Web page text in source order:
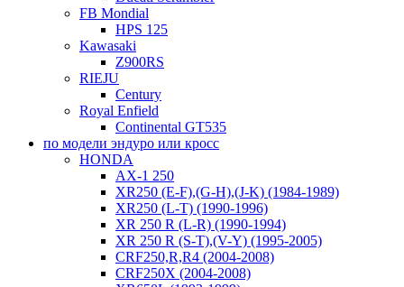
FB Mondial
HPS 125
Kawasaki
Z900RS
RIEJU
Century
Royal Enfield
Continental GT535
по модели эндуро или кросс
HONDA
AX-1 250
XR250 (E-F),(G-H),(J-K) (1984-1989)
XR250 (L-T) (1990-1996)
XR 250 R (L-R) (1990-1994)
XR 250 R (S-T),(V-Y) (1995-2005)
CRF250,R,R4 (2004-2008)
CRF250X (2004-2008)